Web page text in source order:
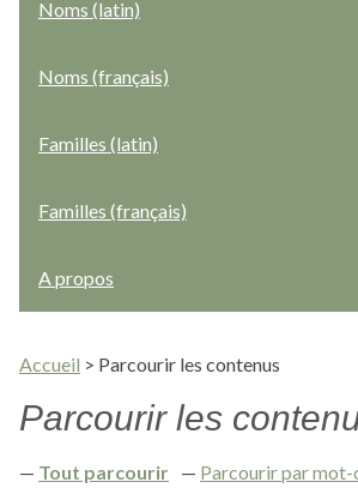
Noms (latin)
Noms (français)
Familles (latin)
Familles (français)
A propos
Accueil > Parcourir les contenus
Parcourir les
Tout parcourir
Parcourir par mot-